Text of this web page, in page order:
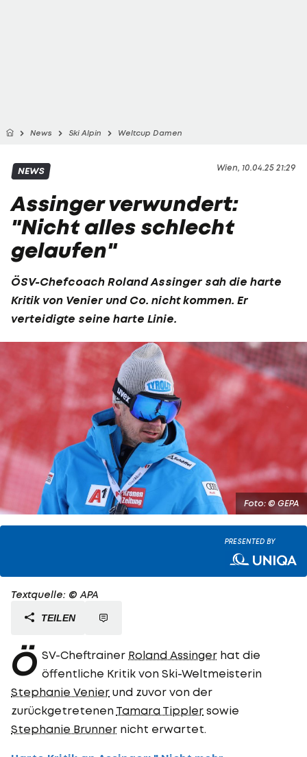
News Ski Alpin Weltcup Damen
Wien, 10.04.25 21:29
NEWS
Assinger verwundert:
"Nicht alles schlecht
gelaufen"
ÖSV-Chefcoach Roland Assinger sah die harte
Kritik von Venier und Co. nicht kommen. Er
verteidigte seine harte Linie.
Foto: © GEPA
PRESENTED BY
Textquelle: © APA
TEILEN
Ö SV-Cheftrainer Roland Assinger hat die
öffentliche Kritik von Ski-Weltmeisterin
Stephanie Venier und zuvor von der
zurückgetretenen Tamara Tippler sowie
Stephanie Brunner nicht erwartet.